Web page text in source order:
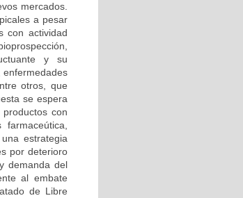
mercados.
a pesar
con actividad
y su
enfermedades
otros, que
se espera
con
estrategia
por deterioro
demanda del
al embate
de Libre